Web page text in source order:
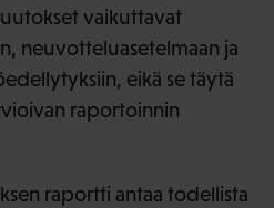
vaikuttavat
neuvotteluasetelmaan ja
eikä se täytä
raportoinnin
raportti antaa todellista